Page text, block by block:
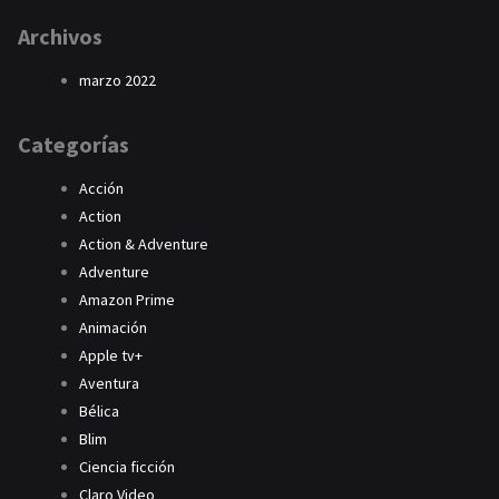
Archivos
marzo 2022
Categorías
Acción
Action
Action & Adventure
Adventure
Amazon Prime
Animación
Apple tv+
Aventura
Bélica
Blim
Ciencia ficción
Claro Video